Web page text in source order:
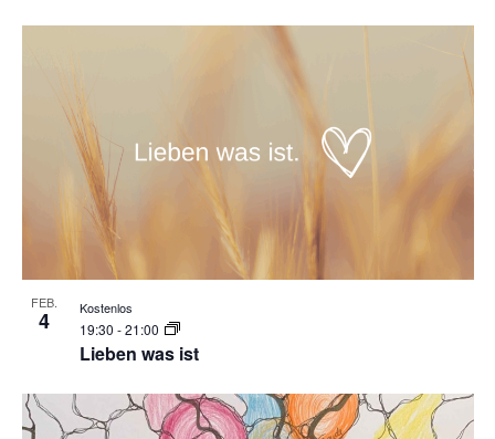
FEB.
4
Lieben was ist
19:30 -21:00
Kostenlos